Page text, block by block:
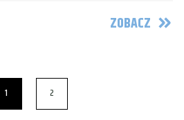
ZOBACZ
1 2